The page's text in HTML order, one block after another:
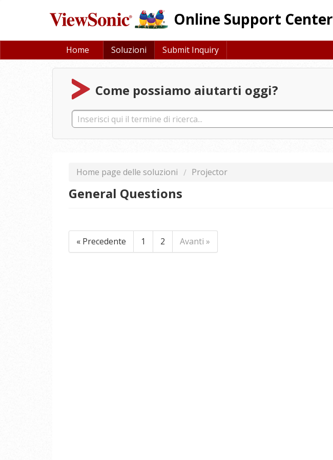
Online Support Center
Home Soluzioni Submit Inquiry
Come possiamo aiutarti oggi?
Home page delle soluzioni Projector
General Questions
« Precedente 1 2 Avanti »